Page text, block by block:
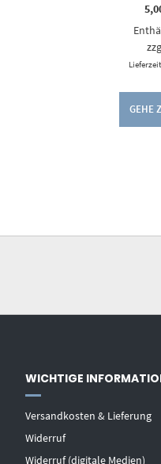
GEHE
WICHTIGE
Versandkosten & Lieferung
Widerruf
Widerruf (digitale Medien)